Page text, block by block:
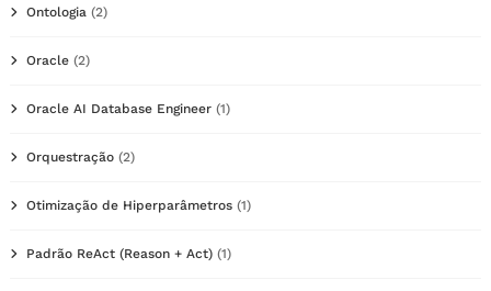
Ontologia (2)
Oracle (2)
Oracle AI Database Engineer (1)
Orquestração (2)
Otimização de Hiperparâmetros (1)
Padrão ReAct (Reason + Act) (1)